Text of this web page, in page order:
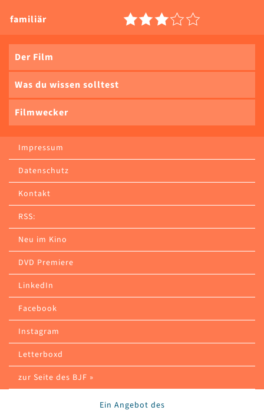
familiär
Der Film
Was du wissen solltest
Filmwecker
Impressum
Datenschutz
Kontakt
RSS:
Neu im Kino
DVD Premiere
LinkedIn
Facebook
Instagram
Letterboxd
zur Seite des BJF »
Ein Angebot des